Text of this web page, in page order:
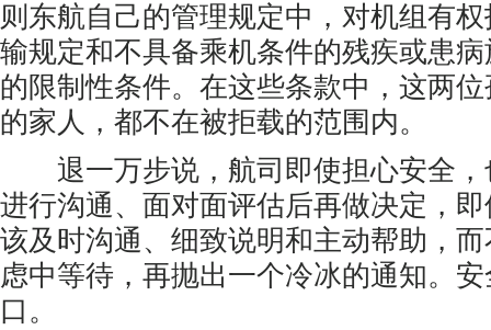
则东航自己的管理规定中，对机组有
输规定和不具备乘机条件的残疾或患
的限制性条件。在这些条款中，这两
的家人，都不在被拒载的范围内。
退一万步说，航司即使担心安全，
进行沟通、面对面评估后再做决定，
该及时沟通、细致说明和主动帮助，
虑中等待，再抛出一个冷冰的通知。
口。